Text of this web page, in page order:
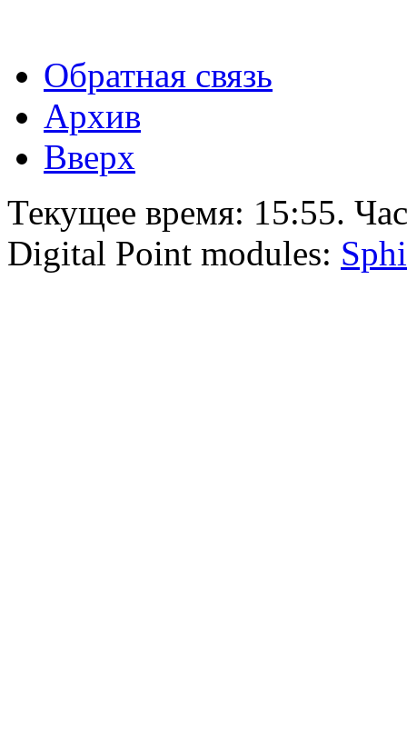
Обратная связь
Архив
Вверх
Текущее время: 15:55.
Digital Point modules: